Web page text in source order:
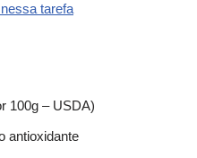
tarefa
100g – USDA)
antioxidante